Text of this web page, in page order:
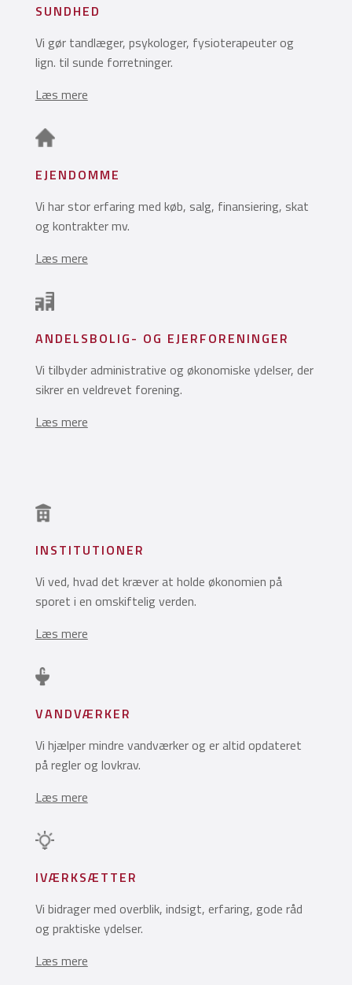
SUNDHED
Vi gør tandlæger, psykologer, fysioterapeuter og
lign. til sunde forretninger.
Læs mere
EJENDOMME
Vi har stor erfaring med køb, salg, finansiering, skat
og kontrakter mv.
Læs mere
ANDELSBOLIG- OG EJERFORENINGER
Vi tilbyder administrative og økonomiske ydelser, der
sikrer en veldrevet forening.
Læs mere
INSTITUTIONER
Vi ved, hvad det kræver at holde økonomien på
sporet i en omskiftelig verden.
Læs mere
VANDVÆRKER
Vi hjælper mindre vandværker og er altid opdateret
på regler og lovkrav.
Læs mere
IVÆRKSÆTTER
Vi bidrager med overblik, indsigt, erfaring, gode råd
og praktiske ydelser.
Læs mere